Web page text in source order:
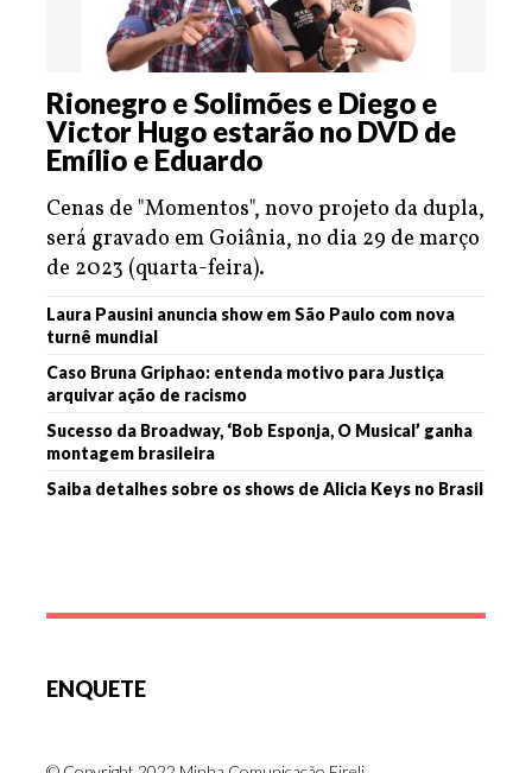
Rionegro e Solimões e Diego e
Victor Hugo estarão no DVD de
Emílio e Eduardo
Cenas de "Momentos", novo projeto da dupla,
será gravado em Goiânia, no dia 29 de março
de 2023 (quarta-feira).
Laura Pausini anuncia show em São Paulo com nova
turnê mundial
Caso Bruna Griphao: entenda motivo para Justiça
arquivar ação de racismo
Sucesso da Broadway, ‘Bob Esponja, O Musical’ ganha
montagem brasileira
Saiba detalhes sobre os shows de Alicia Keys no Brasil
ENQUETE